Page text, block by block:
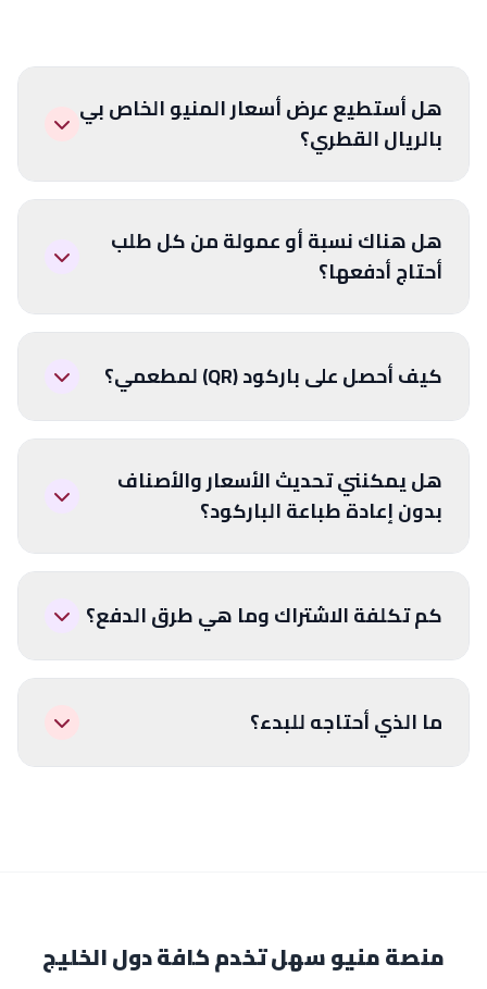
هل أستطيع عرض أسعار المنيو الخاص بي
بالريال القطري؟
هل هناك نسبة أو عمولة من كل طلب
أحتاج أدفعها؟
كيف أحصل على باركود (QR) لمطعمي؟
هل يمكنني تحديث الأسعار والأصناف
بدون إعادة طباعة الباركود؟
كم تكلفة الاشتراك وما هي طرق الدفع؟
ما الذي أحتاجه للبدء؟
منصة منيو سهل تخدم كافة دول الخليج